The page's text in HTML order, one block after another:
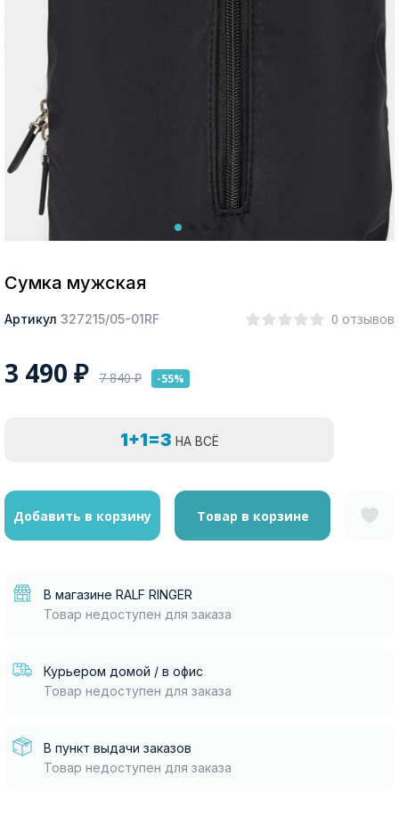
Да, все верно Изменить город
О компании
Сумка мужская
Артикул 327215/05-01RF 0 отзывов
3 490 ₽ 7 840₽ -55%
1+1=3 НА ВСЁ
Добавить в корзину Товар в корзине
В магазине RALF RINGER
Товар недоступен для заказа
Курьером домой / в офис
Товар недоступен для заказа
В пункт выдачи заказов
Товар недоступен для заказа